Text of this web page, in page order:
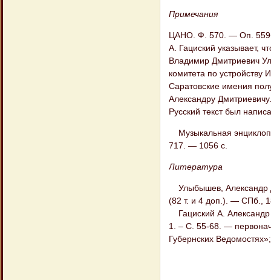
Примечания
ЦАНО. Ф. 570. — Оп.
А. Гациский указывает,
Владимир Дмитриевич
комитета по устройству
Саратовские имения
Александру Дмитриевичу.
Русский текст был
Музыкальная
717. — 1056 с.
Литература
Улыбышев, Александр
(82 т. и 4 доп.). — СПб.,
Гациский А.
1. – С. 55-68. —
Губернских